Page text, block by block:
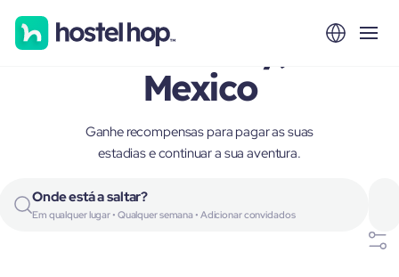
Monterrey,
Mexico
Ganhe recompensas para pagar as suas
estadias e continuar a sua aventura.
Onde está a saltar?
Em qualquer lugar • Qualquer semana • Adicionar convidados